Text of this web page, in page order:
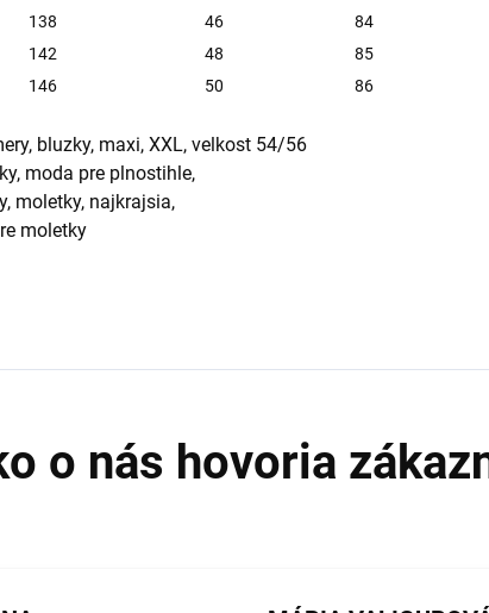
138 46
84
142 48
85
146 50 86
bluzky, maxi, XXL, velkost 54/56
moda pre plnostihle,
moletky, najkrajsia,
moletky